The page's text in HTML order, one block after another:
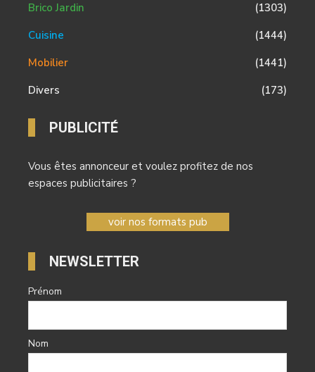
Brico Jardin
(1303)
Cuisine
(1444)
Mobilier
(1441)
Divers
(173)
PUBLICITÉ
Vous êtes annonceur et voulez profitez de nos
espaces publicitaires ?
voir nos formats pub
NEWSLETTER
Prénom
Nom